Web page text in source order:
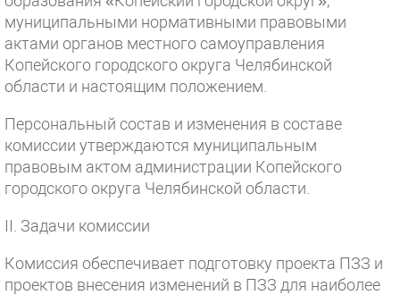
муниципальными нормативными правовыми
актами органов местного самоуправления
Копейского городского округа Челябинской
области и настоящим положением.
Персональный состав и изменения в составе
комиссии утверждаются муниципальным
правовым актом администрации Копейского
городского округа Челябинской области.
II. Задачи комиссии
Комиссия обеспечивает подготовку проекта ПЗЗ и
проектов внесения изменений в ПЗЗ для наиболее